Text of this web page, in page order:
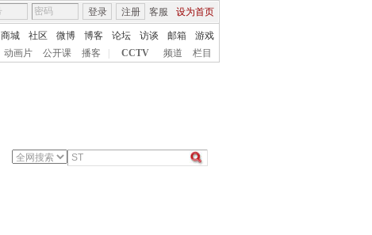
客服 设为首页
登录 注册
商城 社区 微博 博客 论坛 访谈 邮箱
游戏
动画片 公开课 播客 CCTV 频道 栏目